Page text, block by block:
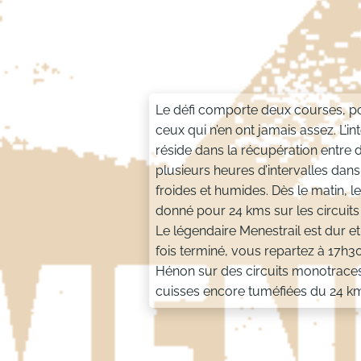
Le défi comporte deux courses,
ceux qui n’en ont jamais assez.
réside dans la récupération entre
plusieurs heures d’intervalles
froides et humides. Dès le matin,
donné pour 24 kms sur les circuits
Le légendaire Menestrail est dur
fois terminé, vous repartez à
Hénon sur des circuits
cuisses encore tuméfiées du 24